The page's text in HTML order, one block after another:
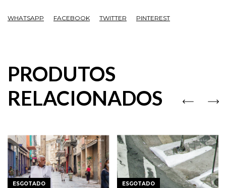
WHATSAPP FACEBOOK TWITTER PINTEREST
PRODUTOS
RELACIONADOS
ESGOTADO ESGOTADO